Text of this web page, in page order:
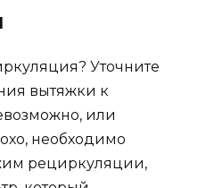
Уточните
вытяжки к
или
необходимо
рециркуляции,